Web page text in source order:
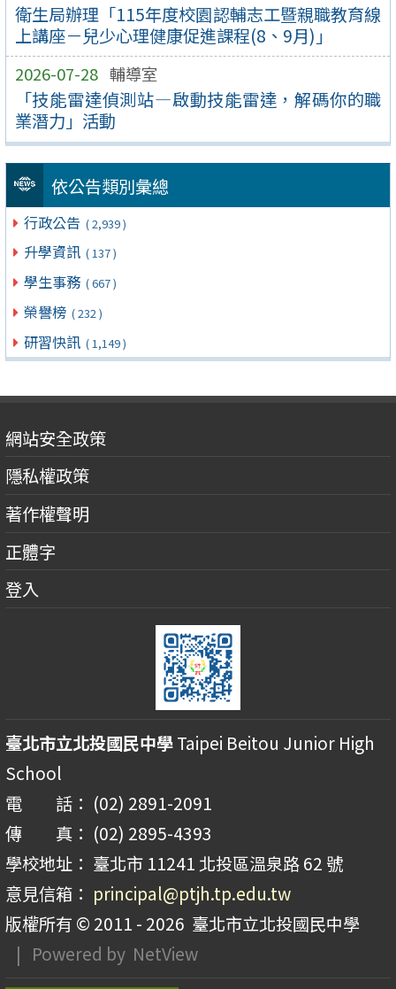
衛生局辦理「115年度校園認輔志工暨親職教育線
上講座－兒少心理健康促進課程(8、9月)」
2026-07-28 輔導室
「技能雷達偵測站—啟動技能雷達，解碼你的職
業潛力」活動
依公告類別彙總
行政公告 ( 2,939 )
升學資訊 ( 137 )
學生事務 ( 667 )
榮譽榜 ( 232 )
研習快訊 ( 1,149 )
網站安全政策
隱私權政策
著作權聲明
正體字
登入
臺北市立北投國民中學Taipei Beitou Junior High
School
電 話： (02) 2891-2091
傳 真： (02) 2895-4393
學校地址： 臺北市 11241 北投區溫泉路 62 號
意見信箱： principal@ptjh.tp.edu.tw
版權所有 © 2011 - 2026 臺北市立北投國民中學
| Powered by NetView